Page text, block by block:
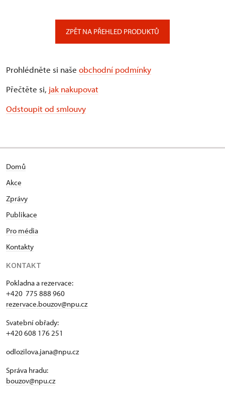
ZPĚT NA PŘEHLED PRODUKTŮ
Prohlédněte si naše obchodní podmínky
Přečtěte si, jak nakupovat
Odstoupit od smlouvy
Domů
Akce
Zprávy
Publikace
Pro média
Kontakty
KONTAKT
Pokladna a rezervace:
+420 775 888 960
rezervace.bouzov@npu.cz
Svatební obřady:
+420 608 176 251
odlozilova.jana@npu.cz
Správa hradu:
bouzov@npu.cz